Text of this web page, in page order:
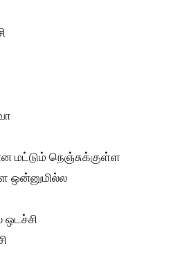
மட்டும் நெஞ்சுக்குள்ள
ஒன்னுமில்ல
ஒடச்சி